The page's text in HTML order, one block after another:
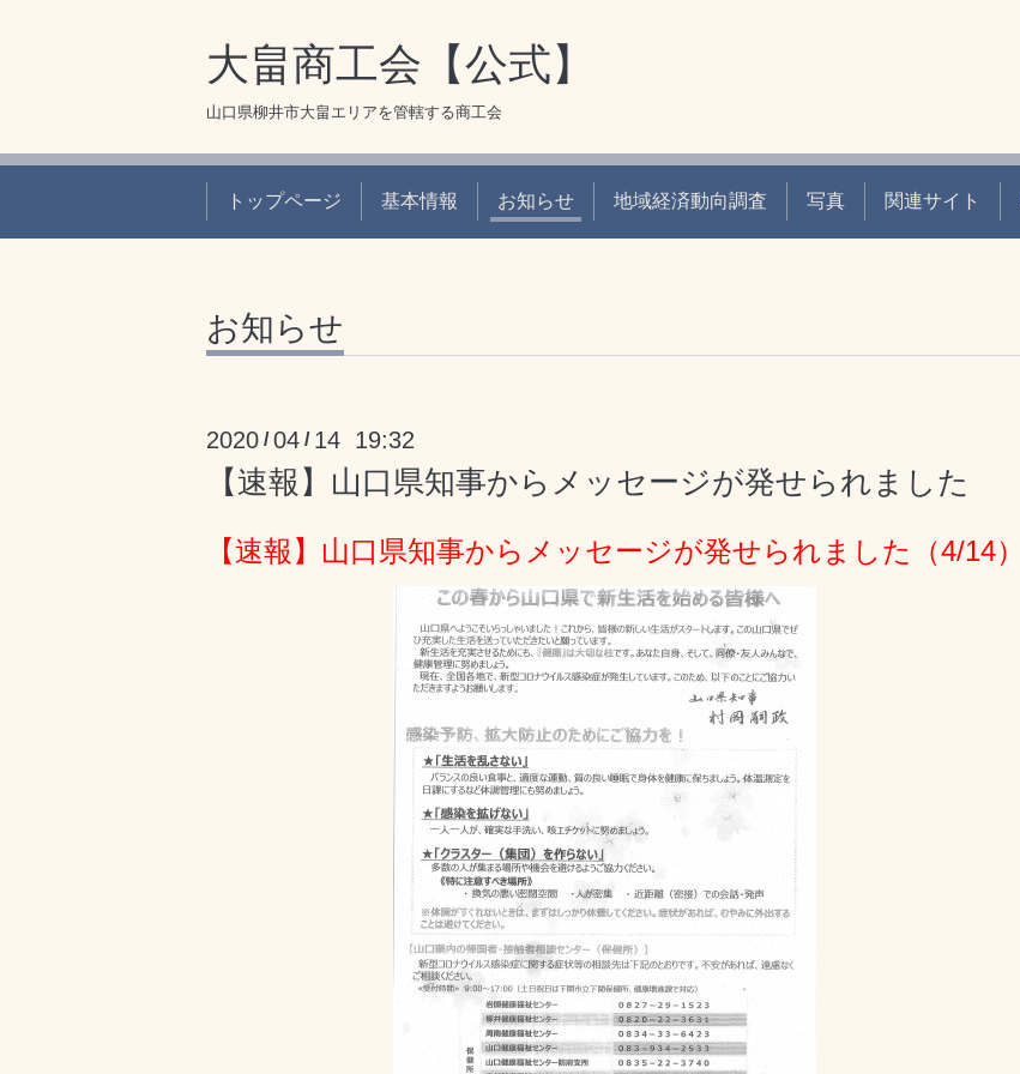
大畠商工会【公式】
山口県柳井市大畠エリアを管轄する商工会
トップページ 基本情報 お知らせ 地域経済動向調査 写真 関連サイト
お知らせ
2020 /04 / 14 19:32
【速報】山口県知事からメッセージが発せられました
【速報】山口県知事からメッセージが発せられました（4/14）